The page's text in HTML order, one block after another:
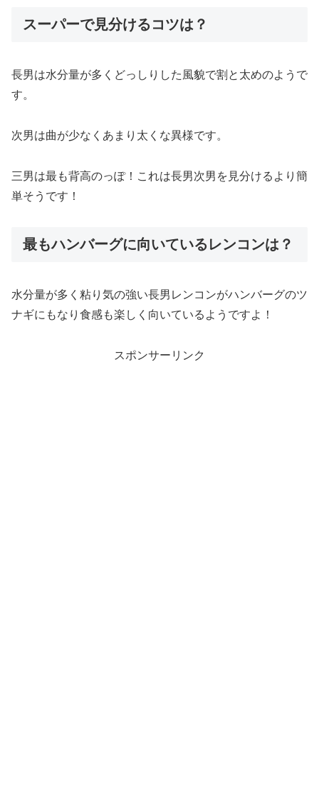
スーパーで見分けるコツは？
長男は水分量が多くどっしりした風貌で割と太めのようで
す。
次男は曲が少なくあまり太くな異様です。
三男は最も背高のっぽ！これは長男次男を見分けるより簡
単そうです！
最もハンバーグに向いているレンコンは？
水分量が多く粘り気の強い長男レンコンがハンバーグのツ
ナギにもなり食感も楽しく向いているようですよ！
スポンサーリンク